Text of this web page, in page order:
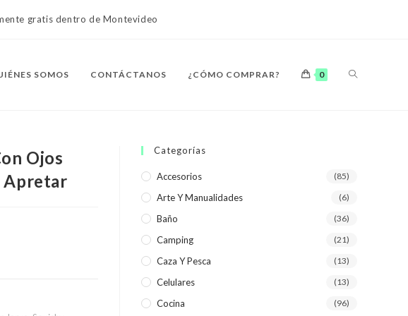
gratis dentro de Montevideo
SOMOS CONTÁCTANOS ¿CÓMO COMPRAR? 0 ALTERNAR
DE
LA
Ojos
Apretar
Categorías
Accesorios (85)
Arte Y Manualidades (6)
Baño (36)
Camping (21)
Caza Y Pesca (13)
Celulares (13)
Cocina (96)